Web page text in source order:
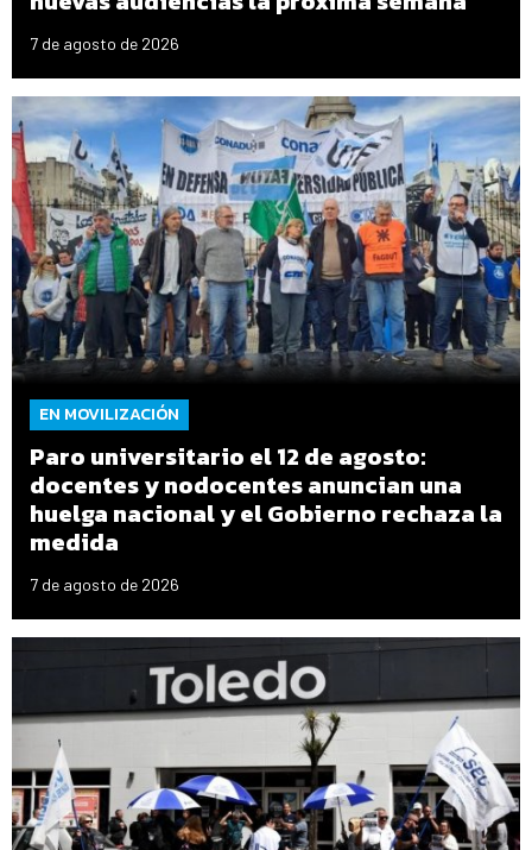
7 de agosto de 2026
EN MOVILIZACIÓN
Paro universitario el 12 de agosto:
docentes y nodocentes anuncian una
huelga nacional y el Gobierno rechaza la
medida
7 de agosto de 2026